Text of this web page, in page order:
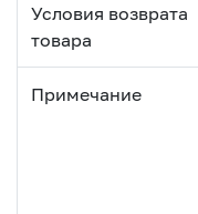
Условия возврата
товара
Примечание